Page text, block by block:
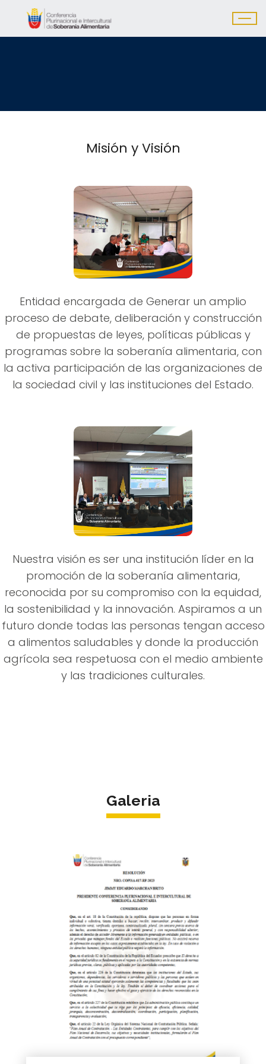
Misión y Visión
Entidad encargada de Generar un amplio
proceso de debate, deliberación y construcción
de propuestas de leyes, políticas públicas y
programas sobre la soberanía alimentaria, con
la activa participación de las organizaciones de
la sociedad civil y las instituciones del Estado.
Nuestra visión es ser una institución líder en la
promoción de la soberanía alimentaria,
reconocida por su compromiso con la equidad,
la sostenibilidad y la innovación. Aspiramos a un
futuro donde todas las personas tengan acceso
a alimentos saludables y donde la producción
agrícola sea respetuosa con el medio ambiente
y las tradiciones culturales.
Galeria